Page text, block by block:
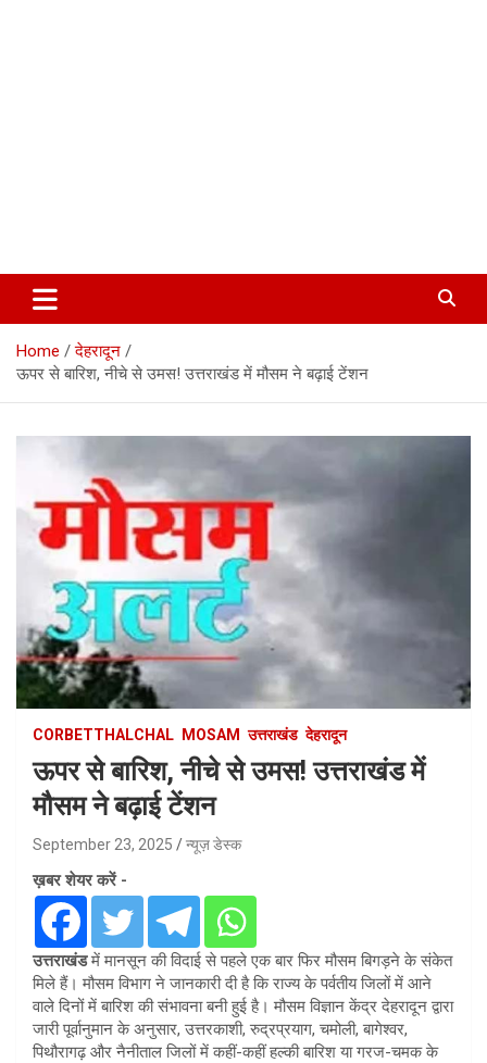
Corbett Halchal (कॉर्बेट हलचल)
Home
देहरादून
ऊपर से बारिश, नीचे से उमस! उत्तराखंड में मौसम ने बढ़ाई टेंशन
CORBETTHALCHAL MOSAM उत्तराखंड देहरादून
ऊपर से बारिश, नीचे से उमस! उत्तराखंड में
मौसम ने बढ़ाई टेंशन
September 23, 2025 न्यूज़ डेस्क
ख़बर शेयर करें -
उत्तराखंडमें मानसून की विदाई से पहले एक बार फिर मौसम बिगड़ने के संकेत
मिले हैं। मौसम विभाग ने जानकारी दी है कि राज्य के पर्वतीय जिलों में आने
वाले दिनों में बारिश की संभावना बनी हुई है। मौसम विज्ञान केंद्र देहरादून द्वारा
जारी पूर्वानुमान के अनुसार, उत्तरकाशी, रुद्रप्रयाग, चमोली, बागेश्वर,
पिथौरागढ़ और नैनीताल जिलों में कहीं-कहीं हल्की बारिश या गरज-चमक के